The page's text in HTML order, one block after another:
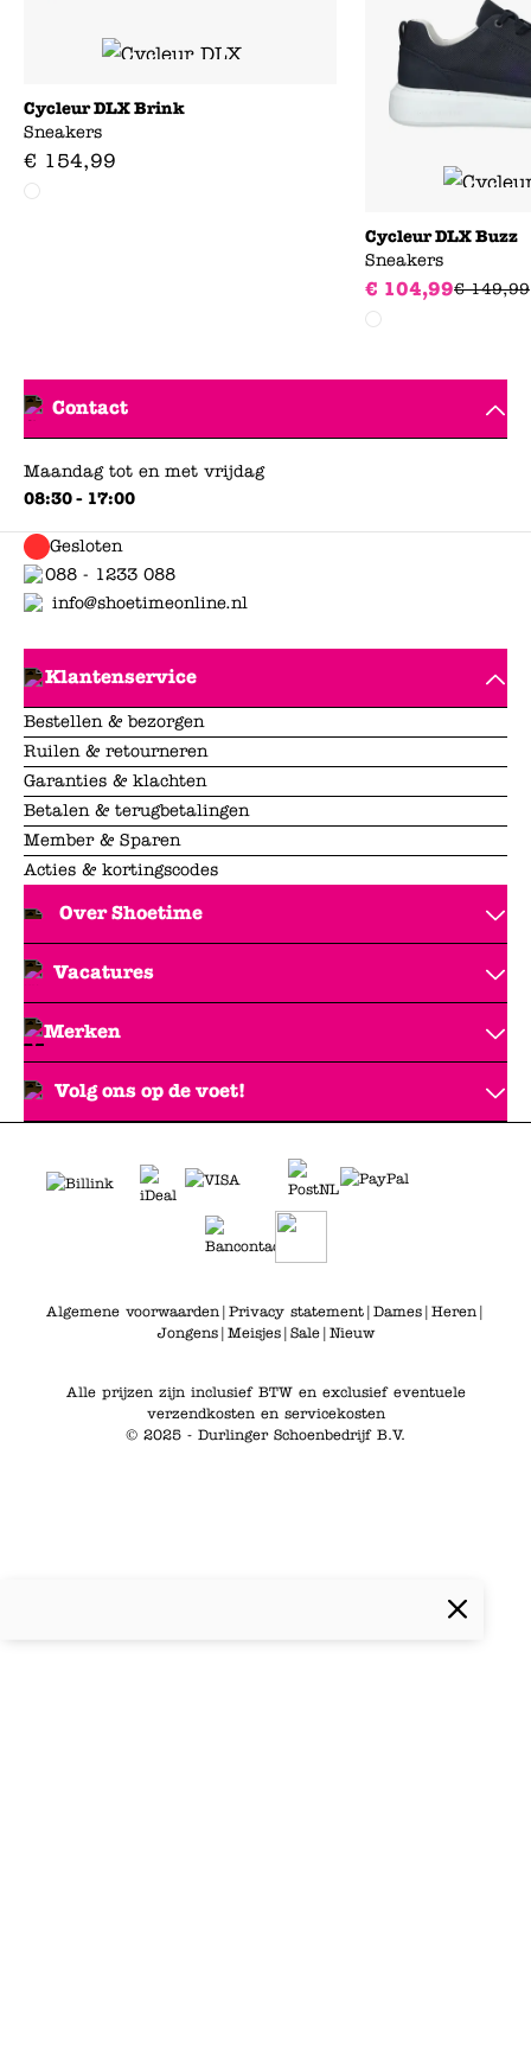
Cycleur DLX Brink
Sneakers
€ 154,99
Cycleur DLX Buzz
Sneakers
€ 104,99€ 149,99
Contact
Maandag tot en met vrijdag
08:30 - 17:00
Gesloten
088 - 1233 088
info@shoetimeonline.nl
Klantenservice
Bestellen & bezorgen
Ruilen & retourneren
Garanties & klachten
Betalen & terugbetalingen
Member & Sparen
Acties & kortingscodes
Over Shoetime
Vacatures
Merken
Volg ons op de voet!
Algemene voorwaarden| Privacy statement| Dames| Heren|
Jongens| Meisjes| Sale| Nieuw
Alle prijzen zijn inclusief BTW en exclusief eventuele
verzendkosten en servicekosten
© 2025 - Durlinger Schoenbedrijf B.V.